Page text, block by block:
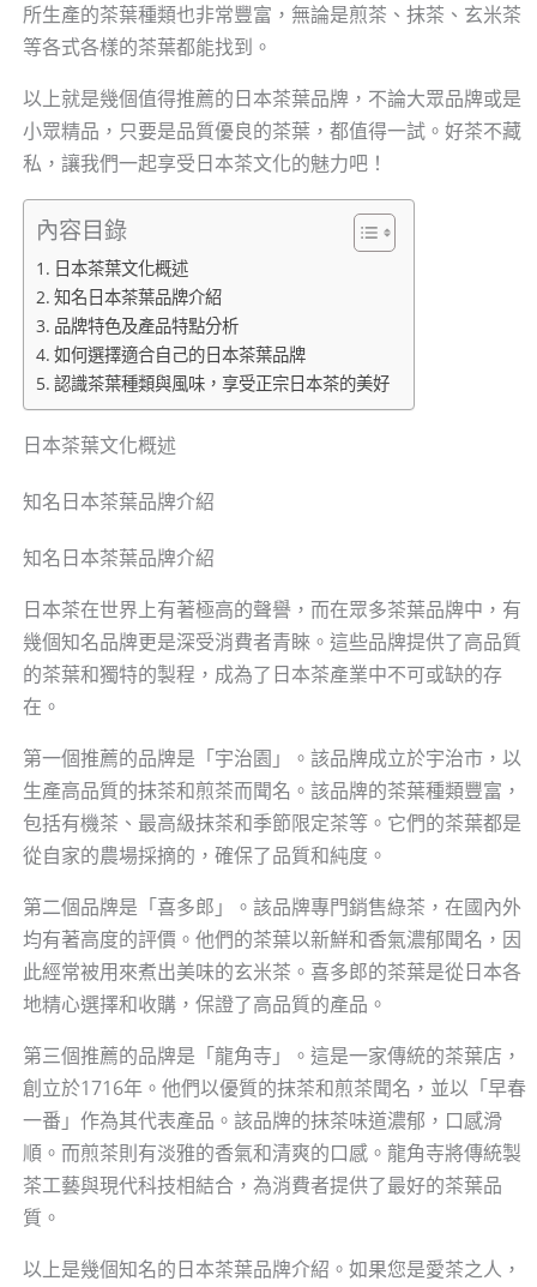
所生產的茶葉種類也非常豐富，無論是煎茶、抹茶、玄米茶
等各式各樣的茶葉都能找到。
以上就是幾個值得推薦的日本茶葉品牌，不論大眾品牌或是
小眾精品，只要是品質優良的茶葉，都值得一試。好茶不藏
私，讓我們一起享受日本茶文化的魅力吧！
內容目錄
日本茶葉文化概述
知名日本茶葉品牌介紹
品牌特色及產品特點分析
如何選擇適合自己的日本茶葉品牌
認識茶葉種類與風味，享受正宗日本茶的美好
日本茶葉文化概述
知名日本茶葉品牌介紹
知名日本茶葉品牌介紹
日本茶在世界上有著極高的聲譽，而在眾多茶葉品牌中，有
幾個知名品牌更是深受消費者青睞。這些品牌提供了高品質
的茶葉和獨特的製程，成為了日本茶產業中不可或缺的存
在。
第一個推薦的品牌是「宇治園」。該品牌成立於宇治市，以
生產高品質的抹茶和煎茶而聞名。該品牌的茶葉種類豐富，
包括有機茶、最高級抹茶和季節限定茶等。它們的茶葉都是
從自家的農場採摘的，確保了品質和純度。
第二個品牌是「喜多郎」。該品牌專門銷售綠茶，在國內外
均有著高度的評價。他們的茶葉以新鮮和香氣濃郁聞名，因
此經常被用來煮出美味的玄米茶。喜多郎的茶葉是從日本各
地精心選擇和收購，保證了高品質的產品。
第三個推薦的品牌是「龍角寺」。這是一家傳統的茶葉店，
創立於1716年。他們以優質的抹茶和煎茶聞名，並以「早春
一番」作為其代表產品。該品牌的抹茶味道濃郁，口感滑
順。而煎茶則有淡雅的香氣和清爽的口感。龍角寺將傳統製
茶工藝與現代科技相結合，為消費者提供了最好的茶葉品
質。
以上是幾個知名的日本茶葉品牌介紹。如果您是愛茶之人，